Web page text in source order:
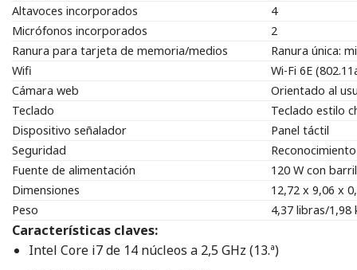
Altavoces incorporados
4
Micrófonos incorporados
2
Ranura para tarjeta de memoria/medios
Ranura única:
Wifi
Wi-Fi 6E
Cámara web
Orientado al
Teclado
Teclado estilo
Dispositivo señalador
Panel táctil
Seguridad
Fuente de alimentación
120 W con
Dimensiones
12,72 x 9,06 x
Peso
4,37 libras/1,98
Características claves:
Intel Core i7 de 14 núcleos a 2,5 GHz (13.ª)